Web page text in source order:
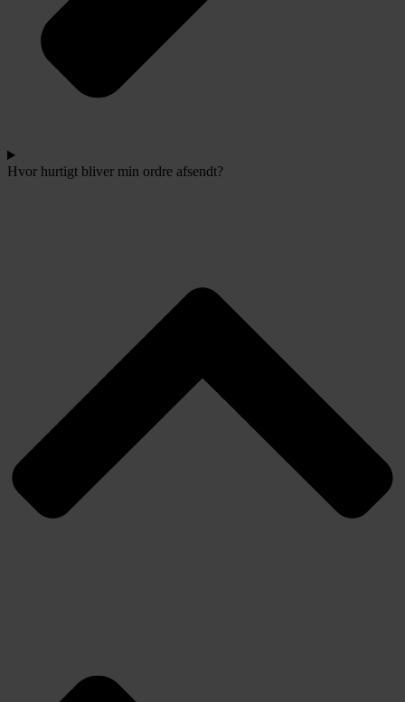
Hvor hurtigt bliver min ordre afsendt?